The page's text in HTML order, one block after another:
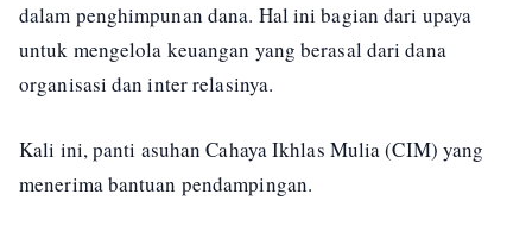
dalam penghimpunan dana. Hal ini bagian dari upaya
untuk mengelola keuangan yang berasal dari dana
organisasi dan inter relasinya.
Kali ini, panti asuhan Cahaya Ikhlas Mulia (CIM) yang
menerima bantuan pendampingan.